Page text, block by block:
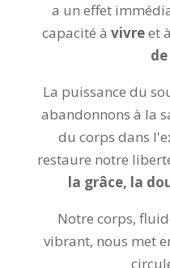
a un effet
capacité àvivreet à
La puissance du
abandonnons à la
du corps dans
restaure notre
la grâce, la
Notre corps,
vibrant, nous met